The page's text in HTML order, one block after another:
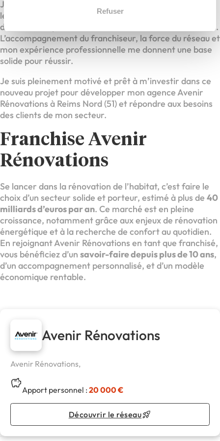
Refuser
Je ne prétends pas avoir toutes les réponses ni toutes
les ressources dès le départ, mais je sais que je dispose
de l’essentiel pour démarrer dans de bonnes conditions.
L’accompagnement du franchiseur, la force du réseau et
mon expérience professionnelle me donnent une base
solide pour réussir.
Je suis pleinement motivé et prêt à m’investir dans ce
nouveau projet pour développer mon agence Avenir
Rénovations à Reims Nord (51) et répondre aux besoins
des clients de mon secteur.
Franchise Avenir
Rénovations
Se lancer dans la rénovation de l’habitat, c’est faire le
choix d’un secteur solide et porteur, estimé à plus de 40
milliards d’euros par an. Ce marché est en pleine
croissance, notamment grâce aux enjeux de rénovation
énergétique et à la recherche de confort au quotidien.
En rejoignant Avenir Rénovations en tant que franchisé,
vous bénéficiez d’un savoir-faire depuis plus de 10 ans,
d’un accompagnement personnalisé, et d’un modèle
économique rentable.
Avenir Rénovations
Avenir Rénovations,
Apport personnel :20 000 €
Découvrir le réseau